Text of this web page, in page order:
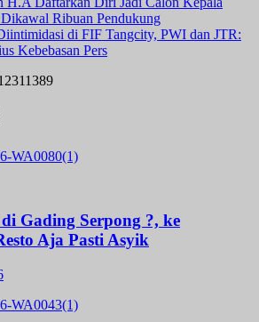
Ribuan Pendukung
di FIF Tangcity, PWI dan JTR:
Kebebasan Pers
Gading Serpong ?, ke
Aja Pasti Asyik